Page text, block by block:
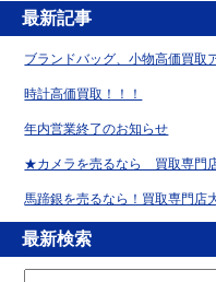
最新記事
ブランドバッグ、小物高価買取
時計高価買取！！！
年内営業終了のお知らせ
★カメラを売るなら 買取専門
馬蹄銀を売るなら！買取専門
最新検索